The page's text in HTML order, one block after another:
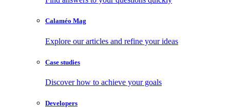
Calaméo Mag
Explore our articles and refine your ideas
Case studies
Discover how to achieve your goals
Developers